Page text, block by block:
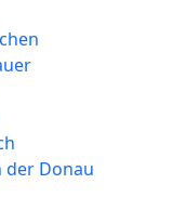
der Donau